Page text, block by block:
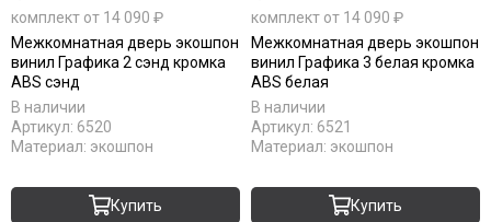
комплект от 14 090 ₽
Межкомнатная дверь экошпон
винил Графика 2 сэнд кромка
ABS сэнд
В наличии
Артикул: 6520
Материал: экошпон
Купить
комплект от 14 090 ₽
Межкомнатная дверь экошпон
винил Графика 3 белая кромка
ABS белая
В наличии
Артикул: 6521
Материал: экошпон
Купить